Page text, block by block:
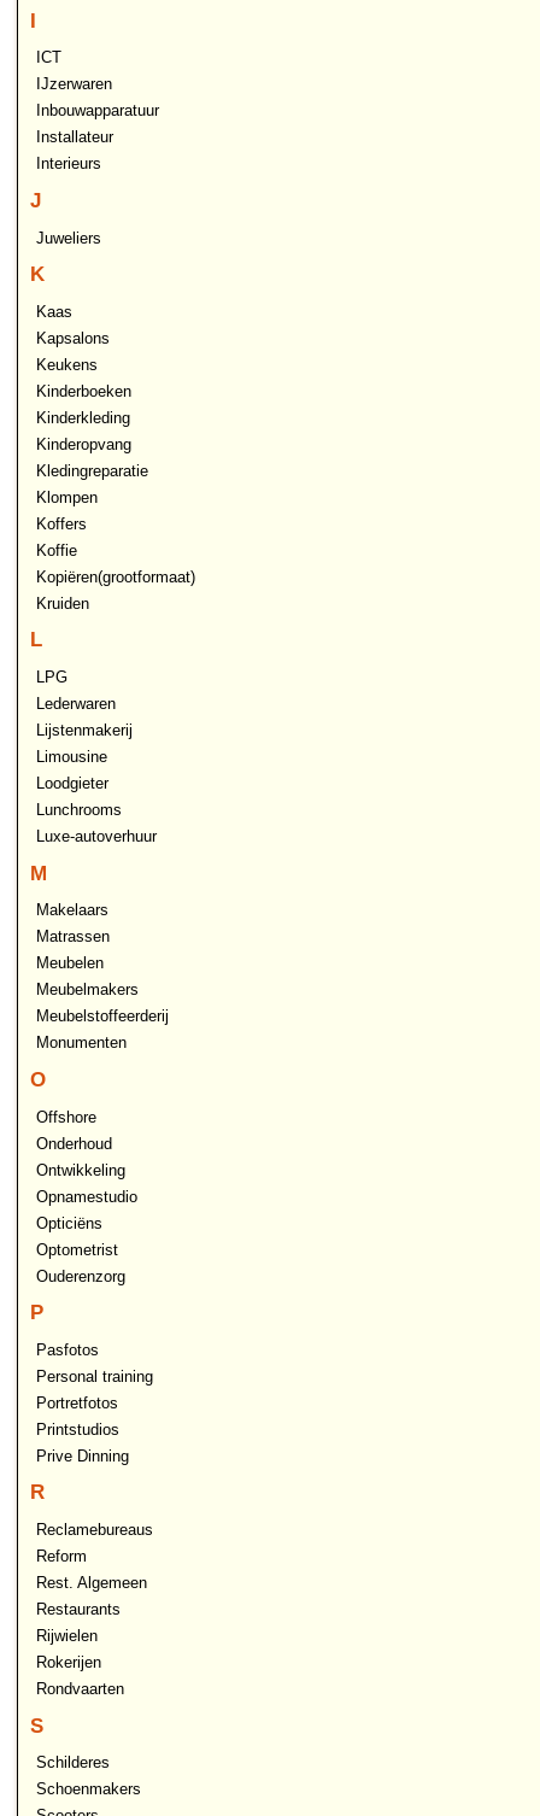
I
ICT
IJzerwaren
Inbouwapparatuur
Installateur
Interieurs
J
Juweliers
K
Kaas
Kapsalons
Keukens
Kinderboeken
Kinderkleding
Kinderopvang
Kledingreparatie
Klompen
Koffers
Koffie
Kopiëren(grootformaat)
Kruiden
L
LPG
Lederwaren
Lijstenmakerij
Limousine
Loodgieter
Lunchrooms
Luxe-autoverhuur
M
Makelaars
Matrassen
Meubelen
Meubelmakers
Meubelstoffeerderij
Monumenten
O
Offshore
Onderhoud
Ontwikkeling
Opnamestudio
Opticiëns
Optometrist
Ouderenzorg
P
Pasfotos
Personal training
Portretfotos
Printstudios
Prive Dinning
R
Reclamebureaus
Reform
Rest. Algemeen
Restaurants
Rijwielen
Rokerijen
Rondvaarten
S
Schilderes
Schoenmakers